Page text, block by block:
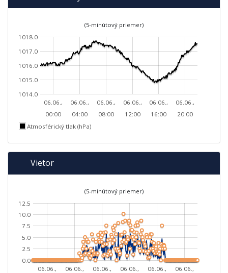
(5-minútový priemer)
06.06.,
00:00
06.06.,
04:00
06.06.,
08:00
06.06.,
12:00
06.06.,
16:00
06.06.,
20:00
1014.0
1015.0
1016.0
1017.0
1018.0
Atmosférický tlak (hPa)
Vietor
(5-minútový priemer)
06.06.,
06.06.,
06.06.,
06.06.,
06.06.,
06.06.,
0.0
2.5
5.0
7.5
10.0
12.5